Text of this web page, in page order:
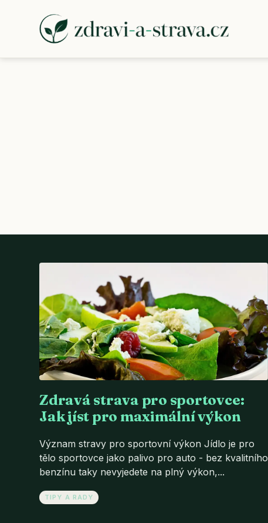
Zdravá strava pro sportovce:
Jak jíst pro maximální výkon
Význam stravy pro sportovní výkon Jídlo je pro
tělo sportovce jako palivo pro auto - bez kvalitního
benzínu taky nevyjedete na plný výkon,...
TIPY A RADY